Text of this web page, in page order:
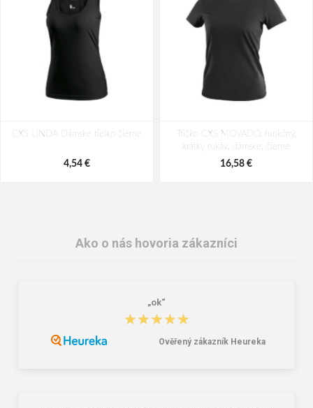
CXS LINDA Dámske tielko čierne
4,54 €
Tričko CXS MOVADO, funkčný,
krátky rukáv, dámske, čierne
16,58 €
Ako o nás hovoria zákazníci
„ok“
★★★★★
★★★★★
Ověřený zákazník Heureka